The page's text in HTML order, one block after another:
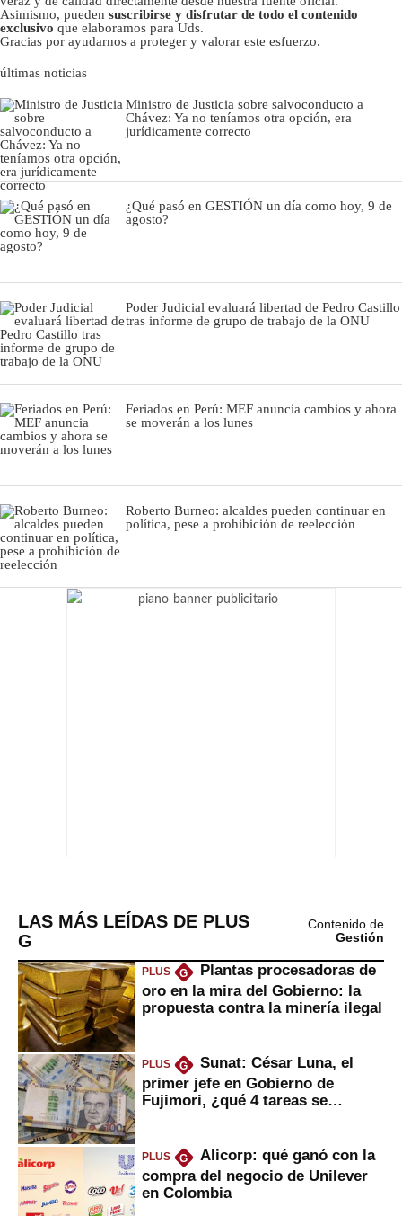
Asimismo, pueden suscribirse y disfrutar de todo el contenido
exclusivo que elaboramos para Uds.
Gracias por ayudarnos a proteger y valorar este esfuerzo.
últimas noticias
Ministro de Justicia sobre salvoconducto a
Chávez: Ya no teníamos otra opción, era
jurídicamente correcto
¿Qué pasó en GESTIÓN un día como hoy, 9 de
agosto?
Poder Judicial evaluará libertad de Pedro Castillo
tras informe de grupo de trabajo de la ONU
Feriados en Perú: MEF anuncia cambios y ahora
se moverán a los lunes
Roberto Burneo: alcaldes pueden continuar en
política, pese a prohibición de reelección
LAS MÁS LEÍDAS DE PLUS
G
Contenido de
Gestión
PLUS G
Plantas procesadoras de
oro en la mira del Gobierno: la
propuesta contra la minería ilegal
PLUS G
Sunat: César Luna, el
primer jefe en Gobierno de
Fujimori, ¿qué 4 tareas se
PLUS G
Alicorp: qué ganó con la
compra del negocio de Unilever
en Colombia